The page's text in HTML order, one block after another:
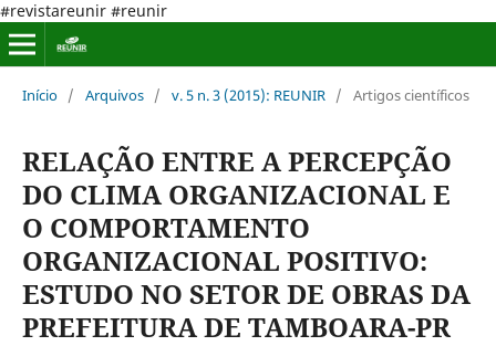
#revistareunir #reunir
Início / Arquivos / v. 5 n. 3 (2015): REUNIR / Artigos científicos
RELAÇÃO ENTRE A PERCEPÇÃO
DO CLIMA ORGANIZACIONAL E
O COMPORTAMENTO
ORGANIZACIONAL POSITIVO:
ESTUDO NO SETOR DE OBRAS DA
PREFEITURA DE TAMBOARA-PR